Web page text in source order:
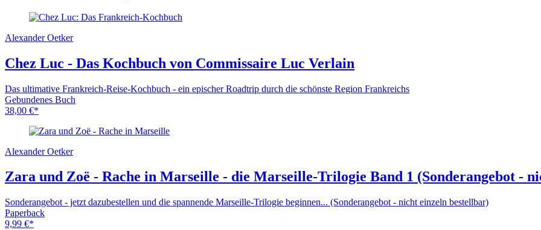
Alexander Oetker
Chez Luc - Das Kochbuch von Commissaire Luc Verlain
Das ultimative Frankreich-Reise-Kochbuch - ein epischer Roadtrip durch die schönste Region Frankreichs
Gebundenes Buch
38,00 €*
Alexander Oetker
Zara und Zoë - Rache in Marseille - die Marseille-Trilogie Band 1 (Sonderangebot -
Sonderangebot - jetzt dazubestellen und die spannende Marseille-Trilogie beginnen... (Sonderangebot - nicht einzeln bestellbar)
Paperback
9,99 €*